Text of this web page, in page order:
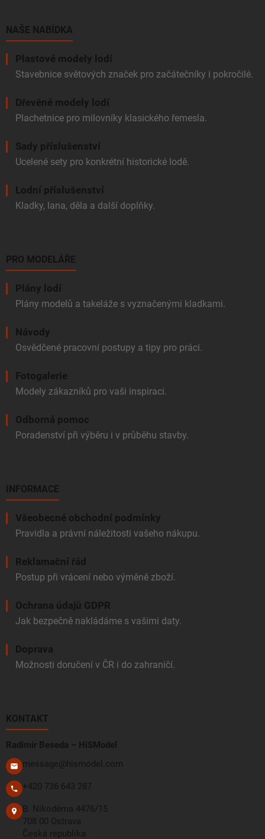
NAŠE NABÍDKA
Plastové modely lodí
Stavebnice světových značek pro začátečníky i pokročilé.
Dřevěné modely lodí
Plachetnice pro milovníky klasického řemesla.
Sady příslušenství
Ucelené sety pro konkrétní historické lodě.
Lodní příslušenství
Kladky, lana, děla a další doplňky.
PRO MODELÁŘE
Plány lodí
Plány modelů a takeláže s vyznačenými kladkami.
Návody
Osvědčené pracovní postupy a tipy pro práci.
Fotogalerie
Modely zákazníků pro vaši inspiraci.
Odborná pomoc
Poradenství při výběru i v průběhu stavby.
INFORMACE
Všeobecné obchodní podmínky
Pravidla a právní náležitosti vašeho nákupu.
Reklamační řád
Postup při vrácení nebo výměně zboží.
Ochrana údajů GDPR
Jak bezpečně nakládáme s vašimi daty.
Doprava
Možnosti doručení v ČR i do zahraničí.
KONTAKT
Radimír Beseda – HiSModel
message@hismodel.com
+420 736 643 287
B. Nikodéma 4476/15
708 00 Ostrava
Česká republika